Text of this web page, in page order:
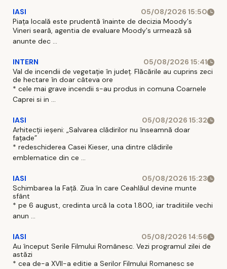
IASI
05/08/2026 15:50
Piața locală este prudentă înainte de decizia Moody's
Vineri seară, agentia de evaluare Moody's urmează să
anunte dec ...
INTERN
05/08/2026 15:41
Val de incendii de vegetație în județ. Flăcările au cuprins zeci
de hectare în doar câteva ore
* cele mai grave incendii s-au produs in comuna Coarnele
Caprei si in ...
IASI
05/08/2026 15:32
Arhitecții ieșeni: „Salvarea clădirilor nu înseamnă doar
fațade”
* redeschiderea Casei Kieser, una dintre clădirile
emblematice din ce ...
IASI
05/08/2026 15:23
Schimbarea la Față. Ziua în care Ceahlăul devine munte
sfânt
* pe 6 august, credinta urcă la cota 1.800, iar traditiile vechi
anun ...
IASI
05/08/2026 14:56
Au început Serile Filmului Românesc. Vezi programul zilei de
astăzi
* cea de-a XVII-a editie a Serilor Filmului Romanesc se